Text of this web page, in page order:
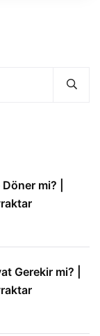
mi? |
Gerekir mi? |